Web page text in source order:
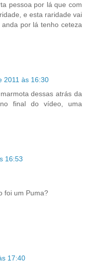
pessoa por lá que com
e esta raridade vai
por lá tenho ceteza
2011 às 16:30
dessas atrás da
final do vídeo, uma
16:53
foi um Puma?
17:40